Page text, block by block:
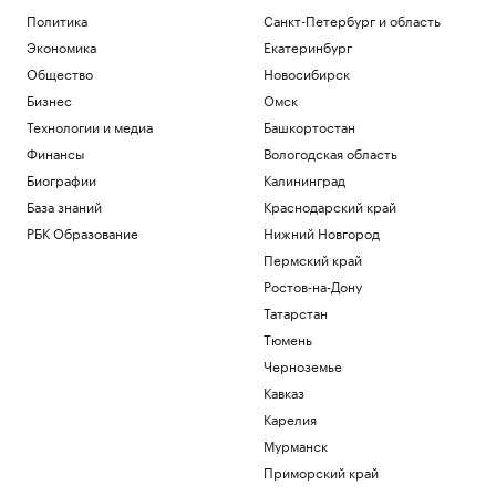
Политика
Экономика
Общество
Бизнес
Технологии и медиа
Финансы
Биографии
База знаний
РБК Образование
Санкт-Петербург и область
Екатеринбург
Новосибирск
Омск
Башкортостан
Вологодская область
Калининград
Краснодарский край
Нижний Новгород
Пермский край
Ростов-на-Дону
Татарстан
Тюмень
Черноземье
Кавказ
Карелия
Мурманск
Приморский край